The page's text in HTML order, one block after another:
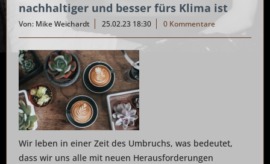
nachhaltiger und besser fürs Klima ist
Von: Mike Weichardt 25.02.23 18:30 0 Kommentare
Wir leben in einer Zeit des Umbruchs, was bedeutet,
dass wir uns alle mit neuen Herausforderungen